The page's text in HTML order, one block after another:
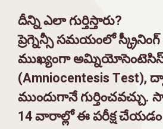
దీన్ని ఎలా గుర్తిస్తారు?
ప్రెగ్నెన్సీ సమయంలో స్క్రీనింగ్
ముఖ్యంగా అమ్నియోసెంటెసిస్
(Amniocentesis Test),
ముందుగానే
14 వారాల్లో ఈ పరీక్ష చేయడం